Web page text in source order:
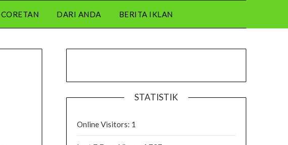
CORETAN DARI ANDA BERITA IKLAN
STATISTIK
Online Visitors: 1